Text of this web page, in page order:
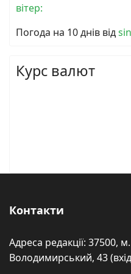
вітер:
Погода на 10 днів від
Курс валют
Контакти
Адреса редакції: 37500,
Володимирський, 43